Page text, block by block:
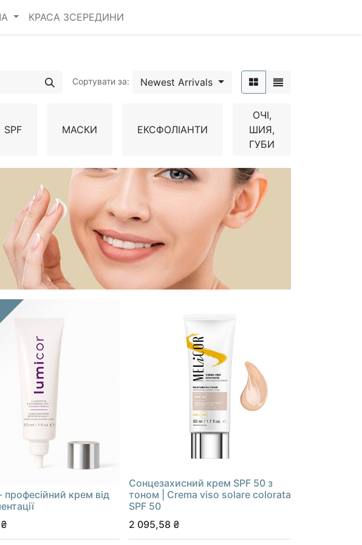
КРАСА ЗСЕРЕДИНИ
Сортувати за: Newest Arrivals
SPF МАСКИ ЕКСФОЛІАНТИ
ОЧІ,
ШИЯ,
ГУБИ
професійний крем від
₴
Cонцезахисний крем SPF 50 з
тоном | Сrema viso solare colorata
SPF 50
2 095,58 ₴